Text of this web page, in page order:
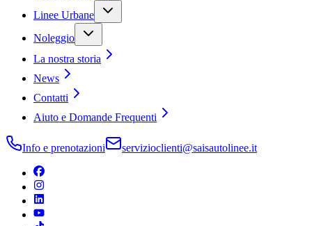
Linee Urbane
Noleggio
La nostra storia
News
Contatti
Aiuto e Domande Frequenti
Info e prenotazioni servizioclienti@saisautolinee.it